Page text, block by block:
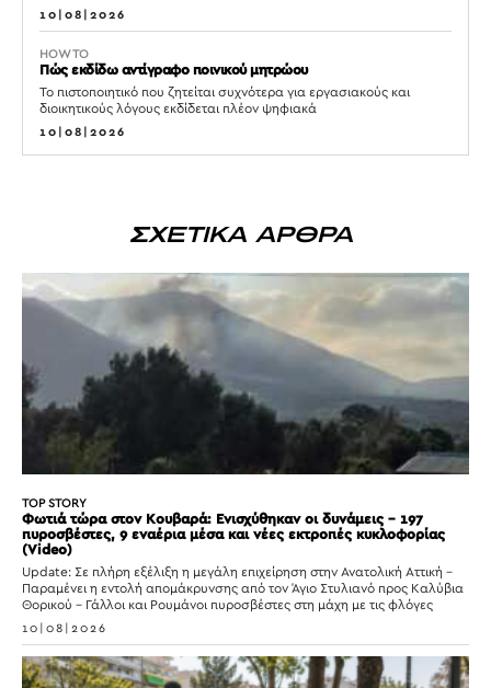
10|08|2026
HOW TO
Πώς εκδίδω αντίγραφο ποινικού μητρώου
Το πιστοποιητικό που ζητείται συχνότερα για εργασιακούς και
διοικητικούς λόγους εκδίδεται πλέον ψηφιακά
10|08|2026
ΣΧΕΤΙΚΑ ΑΡΘΡΑ
TOP STORY
Φωτιά τώρα στον Κουβαρά: Ενισχύθηκαν οι δυνάμεις – 197
πυροσβέστες, 9 εναέρια μέσα και νέες εκτροπές κυκλοφορίας
(Video)
Update: Σε πλήρη εξέλιξη η μεγάλη επιχείρηση στην Ανατολική Αττική –
Παραμένει η εντολή απομάκρυνσης από τον Άγιο Στυλιανό προς Καλύβια
Θορικού – Γάλλοι και Ρουμάνοι πυροσβέστες στη μάχη με τις φλόγες
10|08|2026